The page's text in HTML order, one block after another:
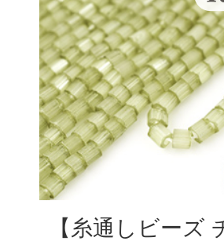
【糸通しビーズ